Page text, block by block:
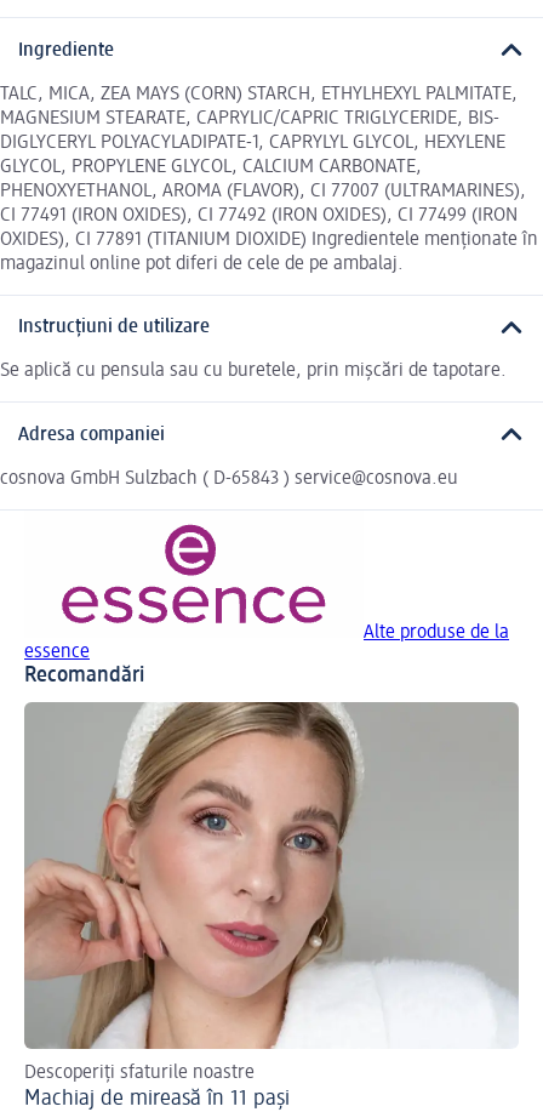
Ingrediente
TALC, MICA, ZEA MAYS (CORN) STARCH, ETHYLHEXYL PALMITATE,
MAGNESIUM STEARATE, CAPRYLIC/CAPRIC TRIGLYCERIDE, BIS-
DIGLYCERYL POLYACYLADIPATE-1, CAPRYLYL GLYCOL, HEXYLENE
GLYCOL, PROPYLENE GLYCOL, CALCIUM CARBONATE,
PHENOXYETHANOL, AROMA (FLAVOR), CI 77007 (ULTRAMARINES),
CI 77491 (IRON OXIDES), CI 77492 (IRON OXIDES), CI 77499 (IRON
OXIDES), CI 77891 (TITANIUM DIOXIDE) Ingredientele menționate în
magazinul online pot diferi de cele de pe ambalaj.
Instrucțiuni de utilizare
Se aplică cu pensula sau cu buretele, prin mișcări de tapotare.
Adresa companiei
cosnova GmbH Sulzbach ( D-65843 ) service@cosnova.eu
Alte produse de la
essence
Recomandări
Descoperiți sfaturile noastre
Machiaj de mireasă în 11 pași